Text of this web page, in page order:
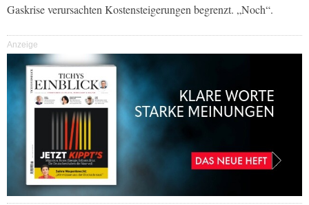
Gaskrise verursachten Kostensteigerungen begrenzt. „Noch“.
Anzeige